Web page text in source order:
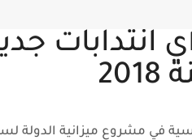
انتدابات